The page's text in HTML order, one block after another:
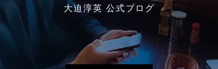
大迫淳英 公式ブ ロ グ